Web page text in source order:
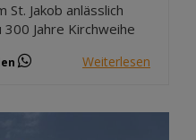
Jakob anlässlich
Jahre Kirchweihe
Weiterlesen